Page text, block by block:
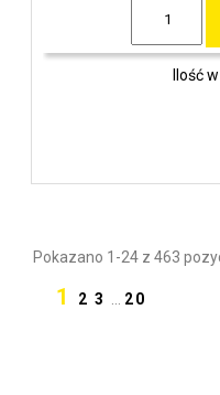
Ilość
Pokazano 1-24 z 463
1 2 3 20